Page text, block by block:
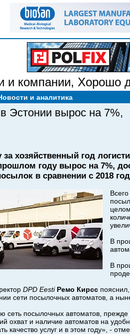
и компании, Хорошо
и аналитика
Эстонии вырос на 7%,
за хозяйственный год
году вырос на 7%,
в сравнении с 2018
В
В
DPD Eesti Ремо Кирсс
сети посылочных автоматов, а
посылочных автоматов, прежде
охват и наличие автоматов на
качество услуг и в этом году», -